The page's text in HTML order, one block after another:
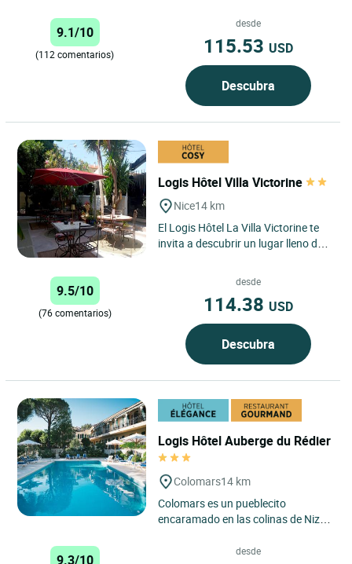
9.1/10
(112 comentarios)
desde
115.53 USD
Descubra
Logis Hôtel Villa Victorine
Nice14 km
El Logis Hôtel La Villa Victorine te
invita a descubrir un lugar lleno de
9.5/10
(76 comentarios)
desde
114.38 USD
Descubra
Logis Hôtel Auberge du Rédier
Colomars14 km
Colomars es un pueblecito
encaramado en las colinas de Niza,
del mediterráneo y de los...
9.3/10
desde